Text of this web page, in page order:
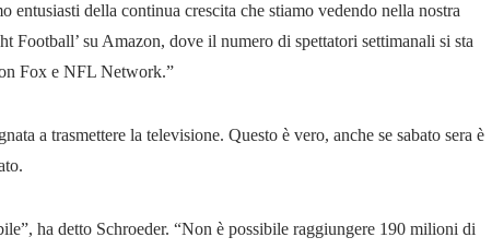
entusiasti della continua crescita che stiamo vedendo nella nostra
Football’ su Amazon, dove il numero di spettatori settimanali si sta
Fox e NFL Network.”
a trasmettere la televisione. Questo è vero, anche se sabato sera è
ha detto Schroeder. “Non è possibile raggiungere 190 milioni di